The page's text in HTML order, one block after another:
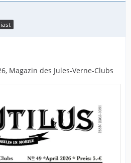
Magazin des Jules-Verne-Clubs